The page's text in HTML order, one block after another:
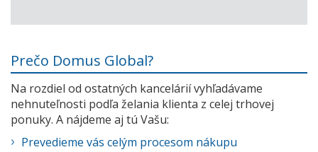
Prečo Domus Global?
Na rozdiel od ostatných kancelárií vyhľadávame
nehnuteľnosti podľa želania klienta z celej trhovej
ponuky. A nájdeme aj tú Vašu:
Prevedieme vás celým procesom nákupu